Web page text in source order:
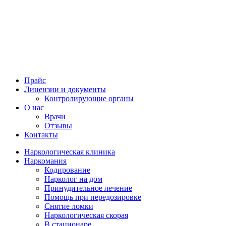
Прайс
Лицензии и документы
Контролирующие органы
О нас
Врачи
Отзывы
Контакты
Наркологическая клиника
Наркомания
Кодирование
Нарколог на дом
Принудительное лечение
Помощь при передозировке
Снятие ломки
Наркологическая скорая
В стационаре